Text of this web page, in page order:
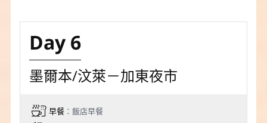
Day 6
墨爾本/汶萊－加東夜市
早餐：飯店早餐